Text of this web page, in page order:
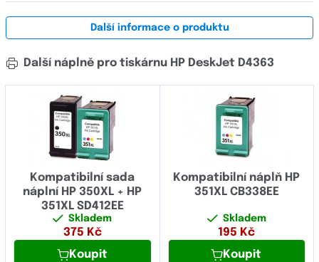
Další informace o produktu
Další náplně pro tiskárnu HP DeskJet D4363
Kompatibilní sada
náplní HP 350XL + HP
351XL SD412EE
Skladem
375 Kč
Koupit
Kompatibilní náplň HP
351XL CB338EE
Skladem
195 Kč
Koupit